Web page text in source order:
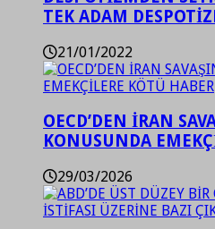
TEK ADAM
21/01/2022
OECD’DEN İRAN
KONUSUNDA
29/03/2026